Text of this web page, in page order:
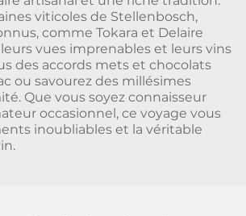
viticoles de Stellenbosch,
comme Tokara et Delaire
leurs vues imprenables et leurs vins
des accords mets et chocolats
ou savourez des millésimes
Que vous soyez connaisseur
occasionnel, ce voyage vous
inoubliables et la véritable